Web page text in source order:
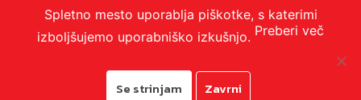
Horoskop
Spletno mesto uporablja piškotke, s katerimi
izboljšujemo uporabniško izkušnjo. Preberi več
Se strinjam Zavrni